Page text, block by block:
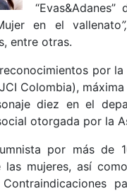
en el vallenato
entre otras.
por
Colombia),
diez en el
otorgada por la
por más de
las mujeres, así